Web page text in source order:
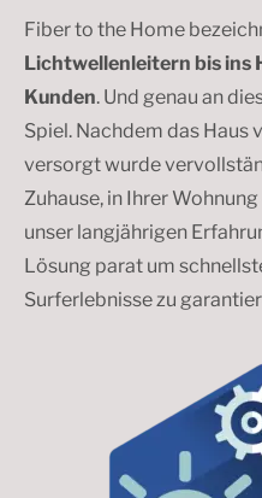
Fiber to the Home
Lichtwellenleitern bis ins
Kunden. Und genau an
Spiel. Nachdem das
versorgt wurde
Zuhause, in Ihrer
unser langjährigen
Lösung parat um
Surferlebnisse zu